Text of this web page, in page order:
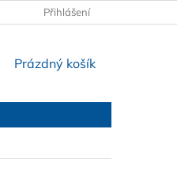
OCHRANY OSOBNÍCH ÚDAJŮ
Přihlášení
NÁKUPNÍ
Prázdný košík